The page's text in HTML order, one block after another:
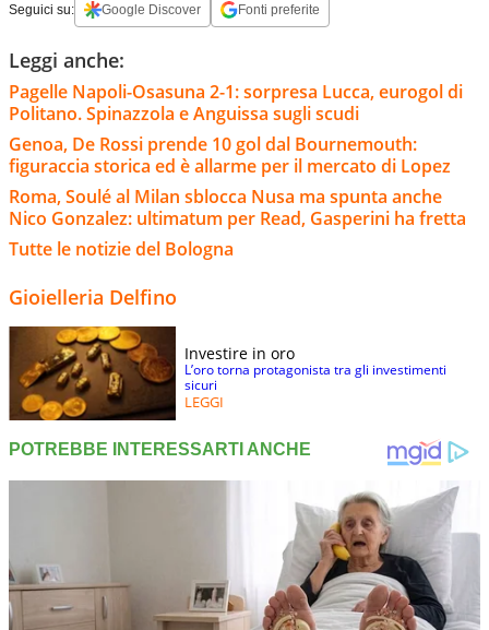
Seguici su: Google Discover Fonti preferite
Leggi anche:
Pagelle Napoli-Osasuna 2-1: sorpresa Lucca, eurogol di
Politano. Spinazzola e Anguissa sugli scudi
Genoa, De Rossi prende 10 gol dal Bournemouth:
figuraccia storica ed è allarme per il mercato di Lopez
Roma, Soulé al Milan sblocca Nusa ma spunta anche
Nico Gonzalez: ultimatum per Read, Gasperini ha fretta
Tutte le notizie del Bologna
Gioielleria Delfino
Investire in oro
L’oro torna protagonista tra gli investimenti
sicuri
LEGGI